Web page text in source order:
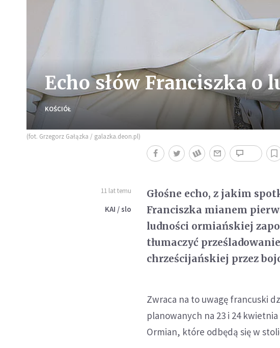
Echo słów Franciszka o
KOŚCIÓŁ
(fot. Grzegorz Gałązka / galazka.deon.pl)
11 lat temu
KAI / slo
Głośne echo, z jakim
Franciszka mianem
ludności ormiańskiej
tłumaczyć
chrześcijańskiej przez
Zwraca na to uwagę francuski
planowanych na 23 i 24
Ormian, które odbędą się w